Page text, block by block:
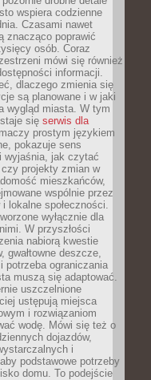
wspiera codzienne
Czasami nawet
znacząco poprawić
osób. Coraz
mówi się również
informacji.
dlaczego zmienia się
są planowane i w jaki
wygląd miasta. W tym
się serwis dla
prostym językiem
pokazuje sens
wyjaśnia, jak czytać
projekty zmian w
mieszkańców,
wspólnie przez
lokalne społeczności.
wyłącznie dla
W przyszłości
nabiorą kwestie
gwałtowne deszcze,
potrzeba ograniczania
muszą się adaptować.
uszczelnione
ustępują miejsca
i rozwiązaniom
wodę. Mówi się też o
dojazdów,
i
podstawowe potrzeby
domu. To podejście